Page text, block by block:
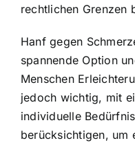
rechtlichen Grenzen
Hanf gegen
spannende Option
Menschen
jedoch wichtig, mit
individuelle
berücksichtigen, um